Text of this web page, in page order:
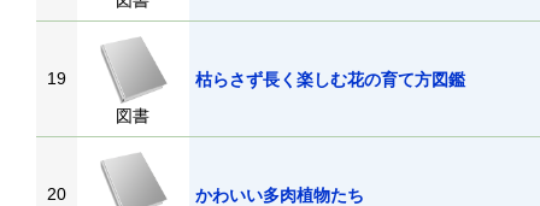
19
図書
枯らさず長く楽しむ花の育て方図鑑
20
かわいい多肉植物たち